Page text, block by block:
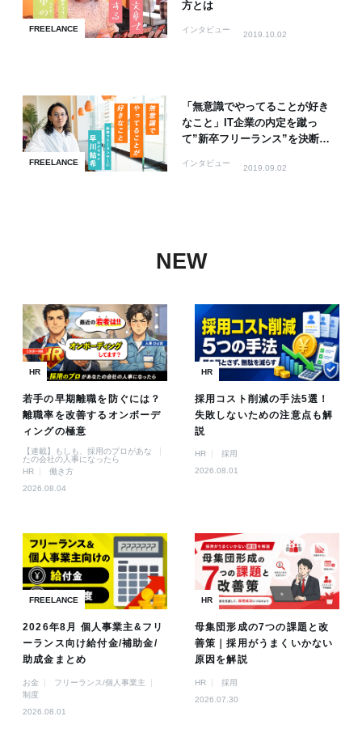
FREELANCE
方とは
インタビュー
2019.10.02
FREELANCE
「無意識でやってることが好き
なこと」IT企業の内定を蹴っ
て”新卒フリーランス”を決断、
インタビュー
2019.09.02
NEW
HR
若手の早期離職を防ぐには？
離職率を改善するオンボーデ
ィングの極意
【連載】もしも、採用のプロがあな
たの会社の人事になったら
HR
働き方
2026.08.04
HR
採用コスト削減の手法5選！
失敗しないための注意点も解
説
HR
採用
2026.08.01
FREELANCE
2026年8月 個人事業主&フリ
ーランス向け給付金/補助金/
助成金まとめ
お金
フリーランス/個人事業主
制度
2026.08.01
HR
母集団形成の7つの課題と改
善策｜採用がうまくいかない
原因を解説
HR
採用
2026.07.30